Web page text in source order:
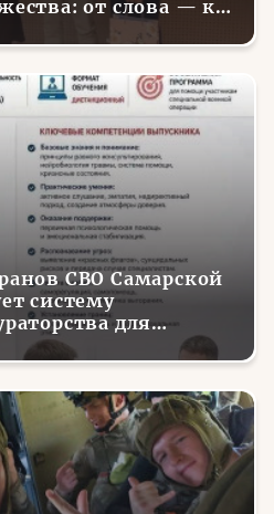
от слова — к
СВО Самарской
систему
для
социализации
бойцов